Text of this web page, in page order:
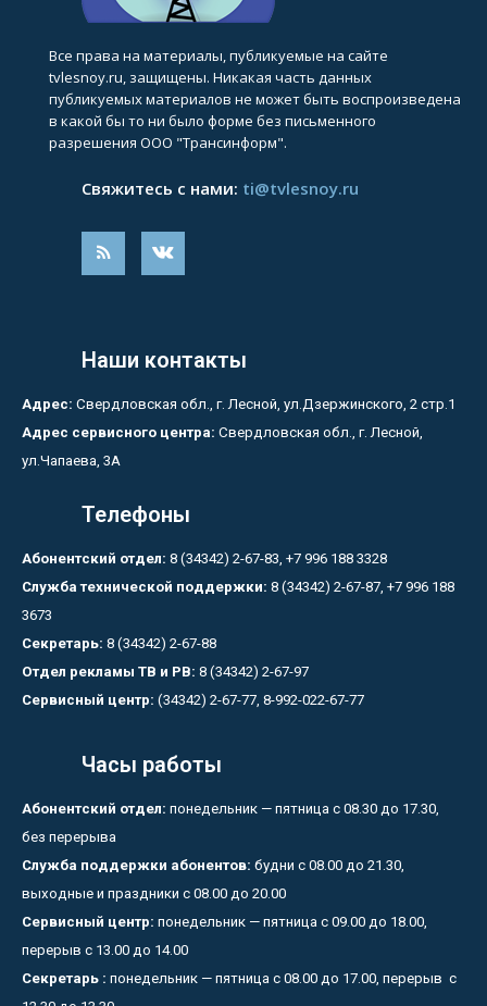
Все права на материалы, публикуемые на сайте
tvlesnoy.ru, защищены. Никакая часть данных
публикуемых материалов не может быть воспроизведена
в какой бы то ни было форме без письменного
разрешения ООО "Трансинформ".
Свяжитесь с нами: ti@tvlesnoy.ru
Наши контакты
Адрес: Свердловская обл., г. Лесной, ул.Дзержинского, 2 стр.1
Адрес сервисного центра: Свердловская обл., г. Лесной,
ул.Чапаева, 3А
Телефоны
Абонентский отдел: 8 (34342) 2-67-83, +7 996 188 3328
Служба технической поддержки: 8 (34342) 2-67-87, +7 996 188
3673
Секретарь: 8 (34342) 2-67-88
Отдел рекламы ТВ и РВ: 8 (34342) 2-67-97
Сервисный центр: (34342) 2-67-77, 8-992-022-67-77
Часы работы
Абонентский отдел: понедельник — пятница с 08.30 до 17.30,
без перерыва
Служба поддержки абонентов: будни с 08.00 до 21.30,
выходные и праздники с 08.00 до 20.00
Сервисный центр: понедельник — пятница с 09.00 до 18.00,
перерыв с 13.00 до 14.00
Секретарь : понедельник — пятница с 08.00 до 17.00, перерыв с